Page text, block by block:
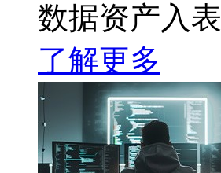
数据资产入表
了解更多